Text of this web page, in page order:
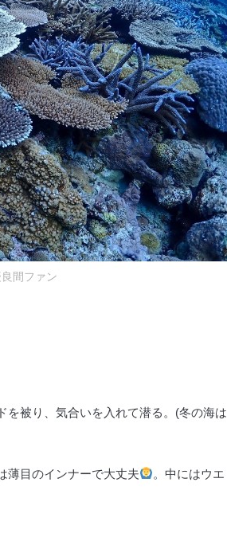
間ファン
を被り、気合いを入れて潜る。(冬の海は
薄目のインナーで大丈夫
。中にはウエ